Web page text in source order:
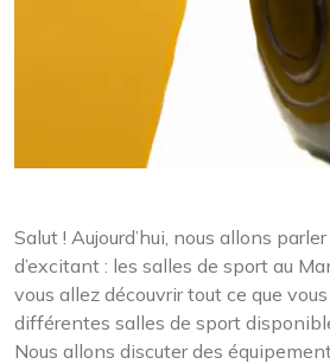
Salut ! Aujourd’hui, nous allons
d’excitant : les salles de sport au
vous allez découvrir tout ce que
différentes salles de sport
Nous allons discuter des